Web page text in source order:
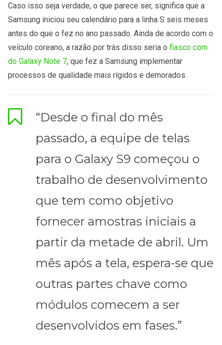
Caso isso seja verdade, o que parece ser, significa que a
Samsung iniciou seu calendário para a linha S seis meses
antes do que o fez no ano passado. Ainda de acordo com o
veículo coreano, a razão por trás disso seria o fiasco com
do Galaxy Note 7, que fez a Samsung implementar
processos de qualidade mais rígidos e demorados.
“Desde o final do mês
passado, a equipe de telas
para o Galaxy S9 começou o
trabalho de desenvolvimento
que tem como objetivo
fornecer amostras iniciais a
partir da metade de abril. Um
mês após a tela, espera-se que
outras partes chave como
módulos comecem a ser
desenvolvidos em fases.”